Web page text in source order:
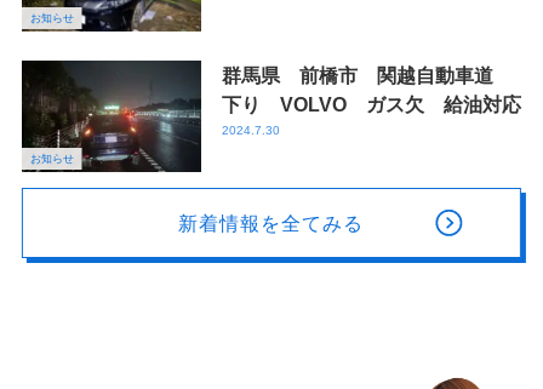
お知らせ
お知らせ
群馬県 前橋市 関越自動車道
下り VOLVO ガス欠 給油対応
2024.7.30
新着情報を全てみる